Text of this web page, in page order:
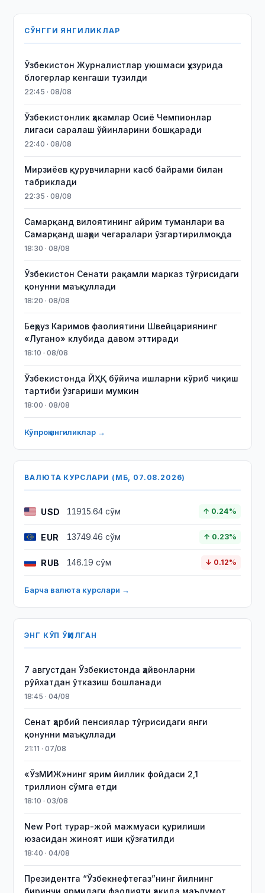
СЎНГГИ ЯНГИЛИКЛАР
Ўзбекистон Журналистлар уюшмаси ҳузурида
блогерлар кенгаши тузилди
22:45 · 08/08
Ўзбекистонлик ҳакамлар Осиё Чемпионлар
лигаси саралаш ўйинларини бошқаради
22:40 · 08/08
Мирзиёев қурувчиларни касб байрами билан
табриклади
22:35 · 08/08
Самарқанд вилоятининг айрим туманлари ва
Самарқанд шаҳри чегаралари ўзгартирилмоқда
18:30 · 08/08
Ўзбекистон Сенати рақамли марказ тўғрисидаги
қонунни маъқуллади
18:20 · 08/08
Беҳруз Каримов фаолиятини Швейцариянинг
«Лугано» клубида давом эттиради
18:10 · 08/08
Ўзбекистонда ЙҲҚ бўйича ишларни кўриб чиқиш
тартиби ўзгариши мумкин
18:00 · 08/08
Кўпроқ янгиликлар →
ВАЛЮТА КУРСЛАРИ (МБ, 07.08.2026)
USD 11915.64 сўм ↑ 0.24%
EUR 13749.46 сўм ↑ 0.23%
RUB 146.19 сўм ↓ 0.12%
Барча валюта курслари →
ЭНГ КЎП ЎҚИЛГАН
7 августдан Ўзбекистонда ҳайвонларни
рўйхатдан ўтказиш бошланади
18:45 · 04/08
Сенат ҳарбий пенсиялар тўғрисидаги янги
қонунни маъқуллади
21:11 · 07/08
«ЎзМИЖ»нинг ярим йиллик фойдаси 2,1
триллион сўмга етди
18:10 · 03/08
New Port турар-жой мажмуаси қурилиши
юзасидан жиноят иши қўзғатилди
18:40 · 04/08
Президентга “Ўзбекнефтегаз”нинг йилнинг
биринчи ярмидаги фаолияти ҳақида маълумот